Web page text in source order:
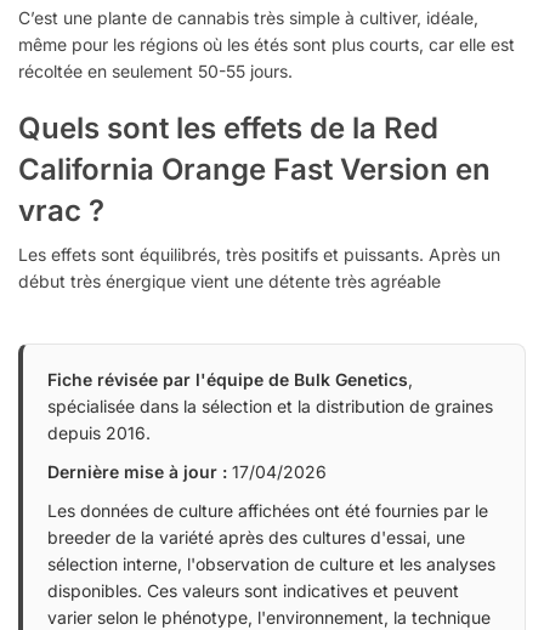
C’est une plante de cannabis très simple à cultiver, idéale,
même pour les régions où les étés sont plus courts, car elle est
récoltée en seulement 50-55 jours.
Quels sont les effets de la Red
California Orange Fast Version en
vrac ?
Les effets sont équilibrés, très positifs et puissants. Après un
début très énergique vient une détente très agréable
Fiche révisée par l'équipe de Bulk Genetics,
spécialisée dans la sélection et la distribution de graines
depuis 2016.
Dernière mise à jour : 17/04/2026
Les données de culture affichées ont été fournies par le
breeder de la variété après des cultures d'essai, une
sélection interne, l'observation de culture et les analyses
disponibles. Ces valeurs sont indicatives et peuvent
varier selon le phénotype, l'environnement, la technique